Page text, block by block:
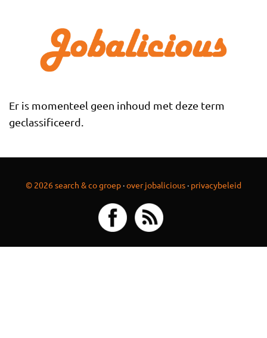
Er is momenteel geen inhoud met deze term
geclassificeerd.
© 2026 search & co groep ·over jobalicious · privacybeleid